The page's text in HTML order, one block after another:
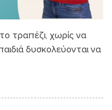
τραπέζι, χωρίς να
δυσκολεύονται να